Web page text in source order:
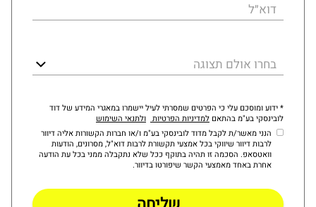
דוא״ל
בחרו אולם תצוגה
* ידוע ומוסכם עלי כי הפרטים שמסרתי לעיל יישמרו במאגרי המידע של דוד
לובינסקי בע"מ בהתאםלמדיניות הפרטיות ולתנאי השימוש
הנני מאשר/ת לקבל מדוד לובינסקי בע"מ ו/או חברות הקשורות אליה דיוור
לרבות דיוור שיווקי בכל אמצעי תקשורת לרבות דוא"ל, מסרונים, הודעות
וואטסאפ. הסכמה זו תהיה בתוקף ככל שלא נתקבלה ממני בכל עת הודעה
אחרת באחד מאמצעי הקשר שיפורטו בדיוור.